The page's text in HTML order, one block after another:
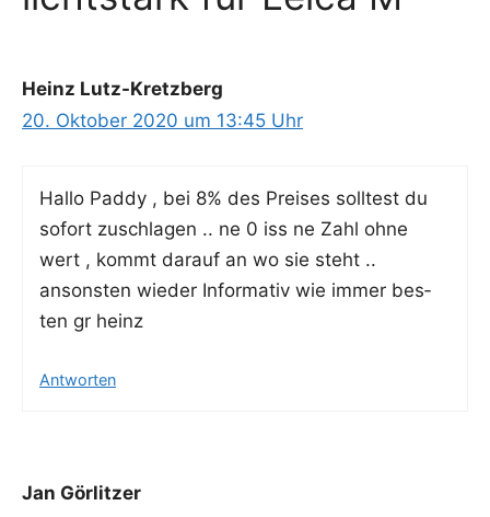
Heinz Lutz-Kretzberg
20. Oktober 2020 um 13:45 Uhr
Hal­lo Pad­dy , bei 8% des Prei­ses soll­test du
sofort zuschla­gen .. ne 0 iss ne Zahl ohne
wert , kommt dar­auf an wo sie steht ..
ansons­ten wie­der Infor­ma­tiv wie immer bes­
ten gr heinz
Antworten
Jan Görlitzer